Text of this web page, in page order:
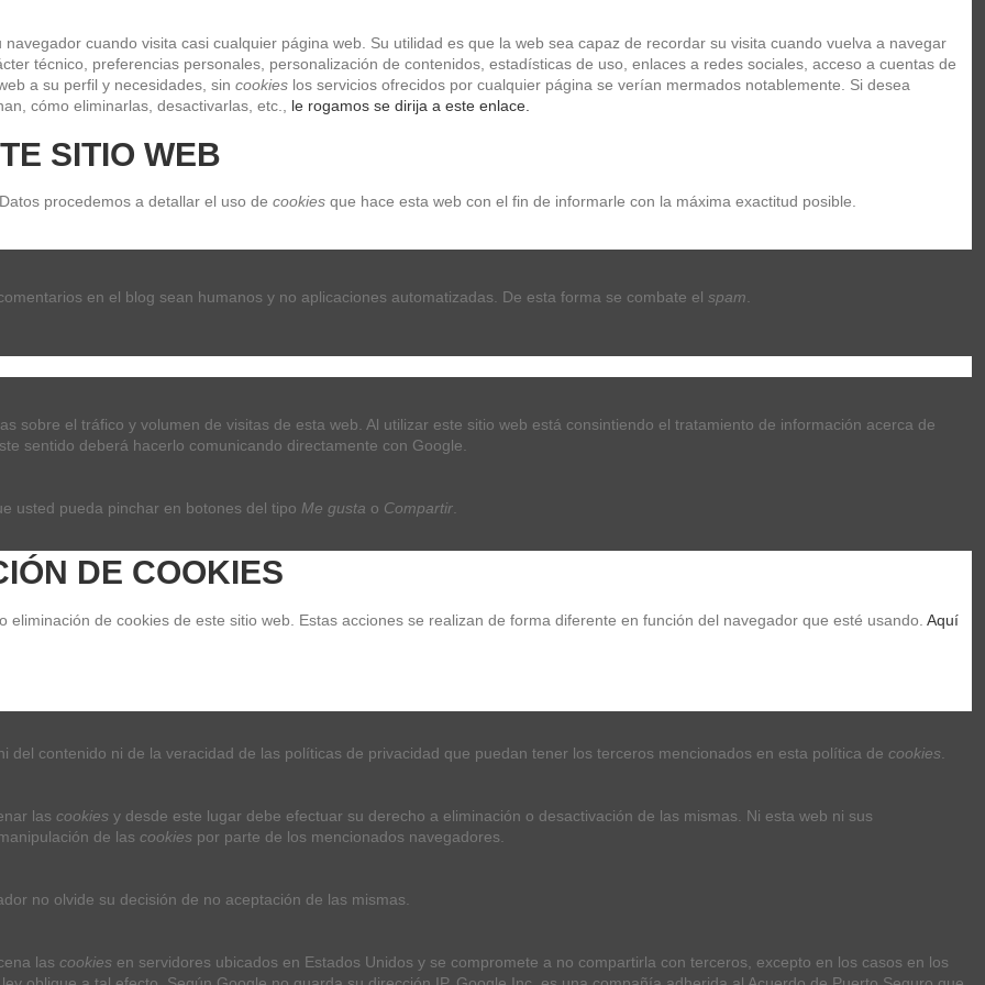
Carrito
Y TECLADOS SONIDO CLASICO LIBROS Y DVDs ESTUCHES ACADEMIA DE MUSICA
GUITARS
Mostrando 1-1 de 1 artículo(s) Relevancia 1
Av. Seneca Esq, Av. Ildefonso Marañón Lavín, 41019 Sevilla
C. Resolana, 34, 41009 Sevilla
cuando visita casi cualquier página web. Su utilidad es que la web sea capaz de recordar su visita cuando vuelva a navegar
técnico, preferencias personales, personalización de contenidos, estadísticas de uso, enlaces a redes sociales, acceso a cuentas de
a su perfil y necesidades, sin cookies los servicios ofrecidos por cualquier página se verían mermados notablemente. Si desea
cómo eliminarlas, desactivarlas, etc., le rogamos se dirija a este enlace.
SITIO WEB
procedemos a detallar el uso de cookies que hace esta web con el fin de informarle con la máxima exactitud posible.
en el blog sean humanos y no aplicaciones automatizadas. De esta forma se combate el spam
sobre el tráfico y volumen de visitas de esta web. Al utilizar este sitio web está consintiendo el tratamiento de información acerca de
sentido deberá hacerlo comunicando directamente con Google.
usted pueda pinchar en botones del tipo Me gusta o Compartir
DE COOKIES
de cookies de este sitio web. Estas acciones se realizan de forma diferente en función del navegador que esté usando. Aquí
del contenido ni de la veracidad de las políticas de privacidad que puedan tener los terceros mencionados en esta política de cookies.
las cookies y desde este lugar debe efectuar su derecho a eliminación o desactivación de las mismas. Ni esta web ni sus
de las cookies por parte de los mencionados navegadores.
no olvide su decisión de no aceptación de las mismas.
las cookies en servidores ubicados en Estados Unidos y se compromete a no compartirla con terceros, excepto en los casos en los